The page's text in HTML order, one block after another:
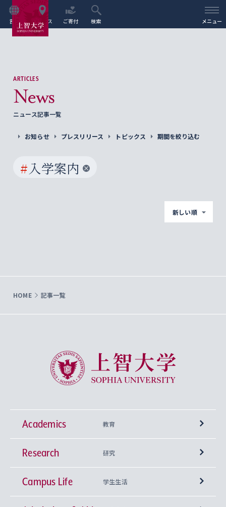
言語 アクセス ご寄付 検索 メニュー
ARTICLES
News
ニュース記事一覧
お知らせ プレスリリース トピックス 期間を絞り込む
#入学案内
新しい順
HOME 記事一覧
上智大学 Sophia University
Academics 教育
学部
神学部
興味から学科を探す
Research 研究
研究所 等
Campus Life 学生生活